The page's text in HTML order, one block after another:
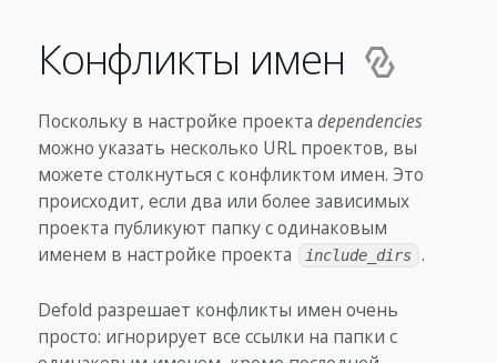
Конфликты имен
Поскольку в настройке проекта dependencies
можно указать несколько URL проектов, вы
можете столкнуться с конфликтом имен. Это
происходит, если два или более зависимых
проекта публикуют папку с одинаковым
именем в настройке проекта
include_dirs .
Defold разрешает конфликты имен очень
просто: игнорирует все ссылки на папки с